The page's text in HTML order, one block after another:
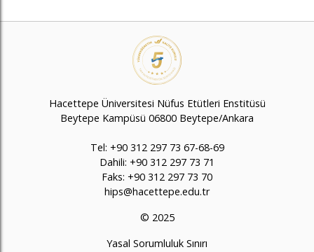
Hacettepe Üniversitesi Nüfus Etütleri Enstitüsü
Beytepe Kampüsü 06800 Beytepe/Ankara
Tel: +90 312 297 73 67-68-69
Dahili: +90 312 297 73 71
Faks: +90 312 297 73 70
hips@hacettepe.edu.tr
© 2025
Yasal Sorumluluk Sınırı